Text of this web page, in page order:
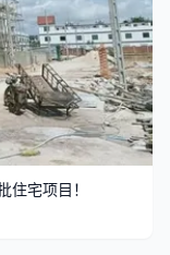
住宅项目！